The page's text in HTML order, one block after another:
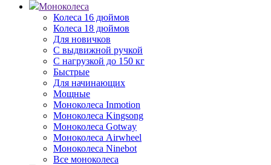
Моноколеса
Колеса 16 дюймов
Колеса 18 дюймов
Для новичков
С выдвижной ручкой
С нагрузкой до 150 кг
Быстрые
Для начинающих
Мощные
Моноколеса Inmotion
Моноколеса Kingsong
Моноколеса Gotway
Моноколеса Airwheel
Моноколеса Ninebot
Все моноколеса